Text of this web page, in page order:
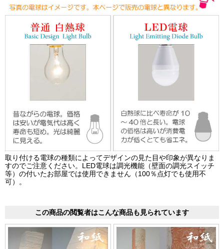
取り付ける電球の種類によってデザインの見た目や印象が異なりま
すのでご注意ください。LED電球は調光機能（壁面の調光スイッチ
等）の付いたお部屋では使用できません（100％点灯でも使用不
可）。
この商品の閲覧者はこんな商品も見られています